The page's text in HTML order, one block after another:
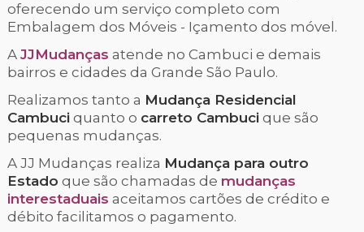
oferecendo um serviço completo com
Embalagem dos Móveis - Içamento dos móvel.
A JJMudanças atende no Cambuci e demais
bairros e cidades da Grande São Paulo.
Realizamos tanto a Mudança Residencial
Cambuciquanto o carreto Cambucique são
pequenas mudanças.
A JJ Mudanças realiza Mudança para outro
Estado que são chamadas de mudanças
interestaduais aceitamos cartões de crédito e
débito facilitamos o pagamento.